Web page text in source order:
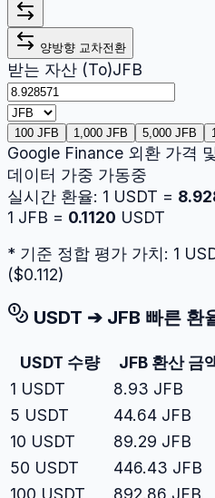
양방향 교차전환
받는 자산 (To)JFB
100 JFB 1,000 JFB 5,000 JFB
Google Finance 외환 가격
데이터 가중 가동중
실시간 환율: 1 USDT =
1 JFB = 0.1120 USDT
* 기준 정합 평가 가치: 1
($0.112)
USDT ➔ JFB 빠른 환
USDT 수량 JFB환산 금
1 USDT 8.93 JFB
5 USDT 44.64 JFB
10 USDT 89.29 JFB
50 USDT 446.43 JFB
100 USDT 892.86 JFB